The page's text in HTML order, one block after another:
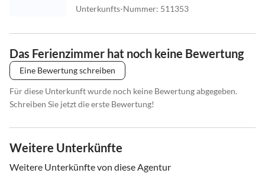
Unterkunfts-Nummer: 511353
Das Ferienzimmer hat noch keine Bewertung
Eine Bewertung schreiben
Für diese Unterkunft wurde noch keine Bewertung abgegeben.
Schreiben Sie jetzt die erste Bewertung!
Weitere Unterkünfte
Weitere Unterkünfte von diese Agentur